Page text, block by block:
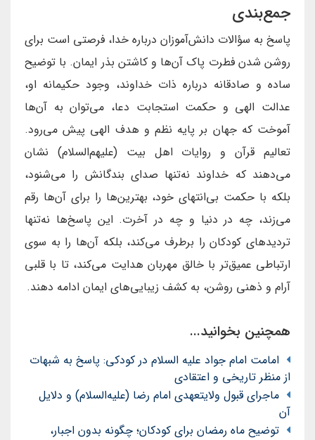
جمع‌بندی
پاسخ به سؤالات دانش‌آموزان درباره خدا، فرصتی است برای
روشن شدن فطرت پاک آن‌ها و کاشتن بذر ایمان. با توضیح
ساده و صادقانه درباره ذات خداوند، وجود حکیمانه او،
عدالت الهی و حکمت استجابت دعا، می‌توان به آن‌ها
آموخت که جهان بر پایه نظم و هدف الهی پیش می‌رود.
تعالیم قرآن و روایات اهل بیت (علیهم‌السلام) نشان
می‌دهند که خداوند نه‌تنها صدای بندگانش را می‌شنود،
بلکه با حکمت بی‌انتهای خود، بهترین‌ها را برای آن‌ها رقم
می‌زند، چه در دنیا و چه در آخرت. این پاسخ‌ها نه‌تنها
تردیدهای کودکان را برطرف می‌کند، بلکه آن‌ها را به سوی
ارتباطی عمیق‌تر با خالق مهربان هدایت می‌کند، تا با قلبی
آرام و ذهنی روشن، به کشف زیبایی‌های ایمان ادامه دهند.
همچنین بخوانید...
امامت امام جواد علیه السلام در کودکی: پاسخ به شبهات
از منظر تاریخی و اعتقادی
ماجرای قبول ولایتعهدی امام رضا (علیه‌السلام) و دلایل
آن
توضیح ماه رمضان برای کودکان؛ چگونه بدون اجبار،